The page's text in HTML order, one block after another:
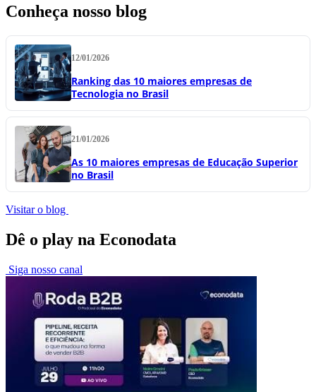
Conheça nosso blog
12/01/2026
Ranking das 10 maiores empresas de
Tecnologia no Brasil
21/01/2026
As 10 maiores empresas de Educação Superior
no Brasil
Visitar o blog
Dê o play na Econodata
Siga nosso canal